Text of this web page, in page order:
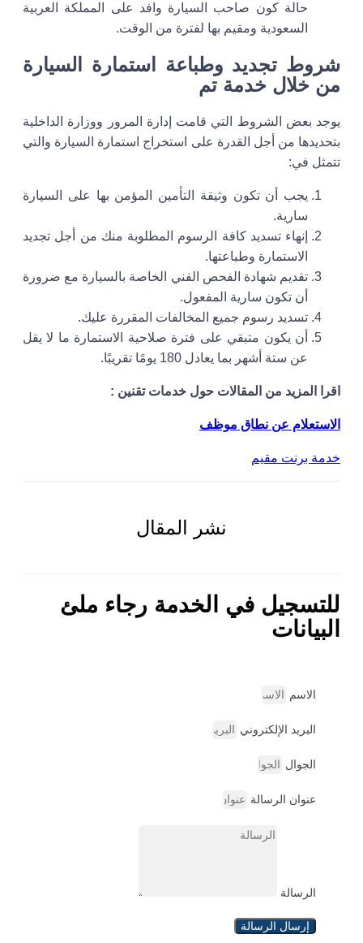
حالة كون صاحب السيارة وافد على المملكة العربية
السعودية ومقيم بها لفترة من الوقت.
شروط تجديد وطباعة استمارة السيارة
من خلال خدمة تم
يوجد بعض الشروط التي قامت إدارة المرور ووزارة الداخلية
بتحديدها من أجل القدرة على استخراج استمارة السيارة والتي
تتمثل في:
يجب أن تكون وثيقة التأمين المؤمن بها على السيارة
سارية.
إنهاء تسديد كافة الرسوم المطلوبة منك من أجل تجديد
الاستمارة وطباعتها.
تقديم شهادة الفحص الفني الخاصة بالسيارة مع ضرورة
أن تكون سارية المفعول.
تسديد رسوم جميع المخالفات المقررة عليك.
أن يكون متبقي على فترة صلاحية الاستمارة ما لا يقل
عن ستة أشهر بما يعادل 180 يومًا تقريبًا.
اقرا المزيد من المقالات حول خدمات تقنين :
الاستعلام عن نطاق موظف
خدمة برنت مقيم
نشر المقال
للتسجيل في الخدمة رجاء ملئ
البيانات
الاسم
البريد الإلكتروني
الجوال
عنوان الرسالة
الرسالة
إرسال الرسالة